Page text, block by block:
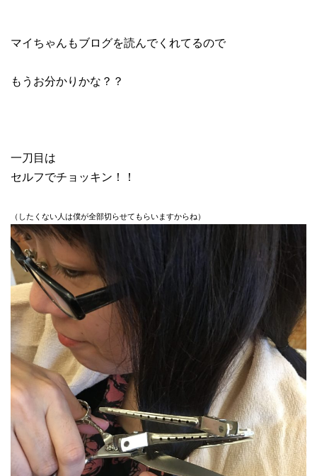
マイちゃんもブログを読んでくれてるので
もうお分かりかな？？
一刀目は
セルフでチョッキン！！
（したくない人は僕が全部切らせてもらいますからね）